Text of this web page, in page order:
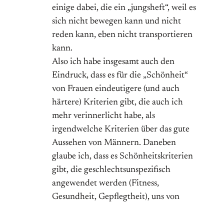
einige dabei, die ein „jungsheft“, weil es
sich nicht bewegen kann und nicht
reden kann, eben nicht transportieren
kann.
Also ich habe insgesamt auch den
Eindruck, dass es für die „Schönheit“
von Frauen eindeutigere (und auch
härtere) Kriterien gibt, die auch ich
mehr verinnerlicht habe, als
irgendwelche Kriterien über das gute
Aussehen von Männern. Daneben
glaube ich, dass es Schönheitskriterien
gibt, die geschlechtsunspezifisch
angewendet werden (Fitness,
Gesundheit, Gepflegtheit), uns von